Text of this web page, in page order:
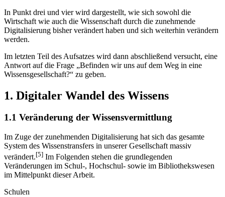
In Punkt drei und vier wird dargestellt, wie sich sowohl die
Wirtschaft wie auch die Wissenschaft durch die zunehmende
Digitalisierung bisher verändert haben und sich weiterhin verändern
werden.
Im letzten Teil des Aufsatzes wird dann abschließend versucht, eine
Antwort auf die Frage „Befinden wir uns auf dem Weg in eine
Wissensgesellschaft?“ zu geben.
1. Digitaler Wandel des Wissens
1.1 Veränderung der Wissensvermittlung
Im Zuge der zunehmenden Digitalisierung hat sich das gesamte
System des Wissenstransfers in unserer Gesellschaft massiv
verändert.[5] Im Folgenden stehen die grundlegenden
Veränderungen im Schul-, Hochschul- sowie im Bibliothekswesen
im Mittelpunkt dieser Arbeit.
Schulen